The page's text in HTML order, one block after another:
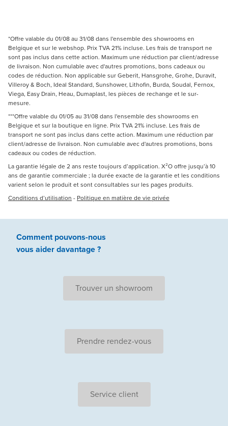
*Offre valable du 01/08 au 31/08 dans l'ensemble des showrooms en
Belgique et sur le webshop. Prix TVA 21% incluse. Les frais de transport ne
sont pas inclus dans cette action. Maximum une réduction par client/adresse
de livraison. Non cumulable avec d'autres promotions, bons cadeaux ou
codes de réduction. Non applicable sur Geberit, Hansgrohe, Grohe, Duravit,
Villeroy & Boch, Ideal Standard, Sunshower, Lithofin, Burda, Soudal, Fernox,
Viega, Easy Drain, Heau, Dumaplast, les pièces de rechange et le sur-
mesure.
***Offre valable du 01/05 au 31/08 dans l'ensemble des showrooms en
Belgique et sur la boutique en ligne. Prix TVA 21% incluse. Les frais de
transport ne sont pas inclus dans cette action. Maximum une réduction par
client/adresse de livraison. Non cumulable avec d'autres promotions, bons
cadeaux ou codes de réduction.
La garantie légale de 2 ans reste toujours d’application. X²O offre jusqu’à 10
ans de garantie commerciale ; la durée exacte de la garantie et les conditions
varient selon le produit et sont consultables sur les pages produits.
Conditions d’utilisation - Politique en matière de vie privée
Comment pouvons-nous
vous aiderdavantage ?
Trouver un showroom
Prendre rendez-vous
Service client